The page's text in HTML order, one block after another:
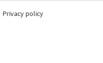
Privacy policy